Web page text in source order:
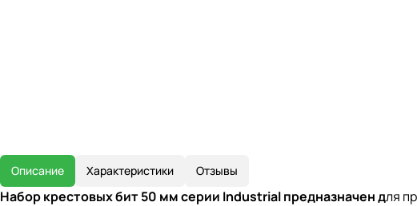
Описание Характеристики Отзывы
Набор крестовых бит 50 мм серии Industrial предназначен для